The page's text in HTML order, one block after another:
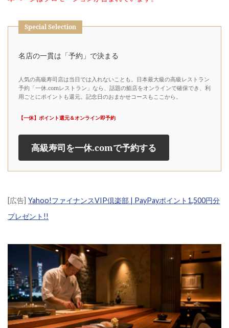
Special Selection
名店の一貫は「予約」で決まる
人気の高級寿司店は当日では入れないことも。日本最大級の高級レストラン
予約「一休.comレストラン」なら、話題の鮨店をオンラインで確保でき、利
用ごとにポイントも還元。記念日のおまかせコースもここから。
【一休】ポイント還元＆オンライン即予約
高級寿司を一休.comで予約する
[広告] Yahoo!ファイナンスVIP倶楽部 | PayPayポイント1,500円分
プレゼント!!